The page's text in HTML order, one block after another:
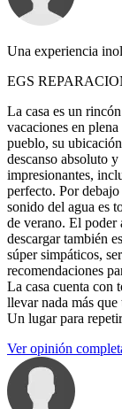
Una experiencia
EGS
La casa es un
vacaciones en
pueblo, su
descanso absoluto
impresionantes,
perfecto. Por
sonido del agua es
de verano. El poder
descargar también
súper simpáticos,
recomendaciones
La casa cuenta con
llevar nada más
Un lugar para
Ver opinión